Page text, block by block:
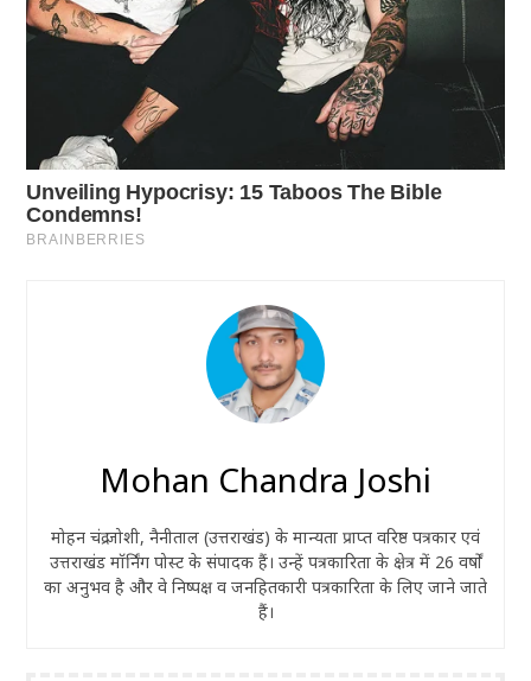
Mohan Chandra Joshi
मोहन चंद्र जोशी, नैनीताल (उत्तराखंड) के मान्यता प्राप्त वरिष्ठ पत्रकार एवं
उत्तराखंड मॉर्निंग पोस्ट के संपादक हैं। उन्हें पत्रकारिता के क्षेत्र में 26 वर्षों
का अनुभव है और वे निष्पक्ष व जनहितकारी पत्रकारिता के लिए जाने जाते
हैं।